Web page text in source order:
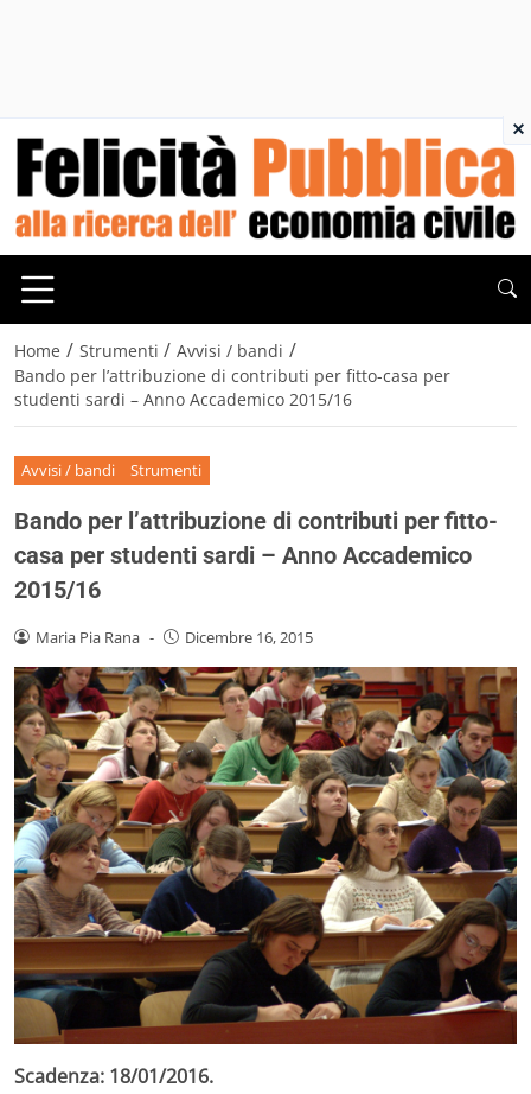
Home / Strumenti / Avvisi / bandi /
Bando per l’attribuzione di contributi per fitto-casa per
studenti sardi – Anno Accademico 2015/16
Avvisi / bandi Strumenti
Bando per l’attribuzione di contributi per fitto-
casa per studenti sardi – Anno Accademico
2015/16
Maria Pia Rana - Dicembre 16, 2015
Scadenza: 18/01/2016.
×